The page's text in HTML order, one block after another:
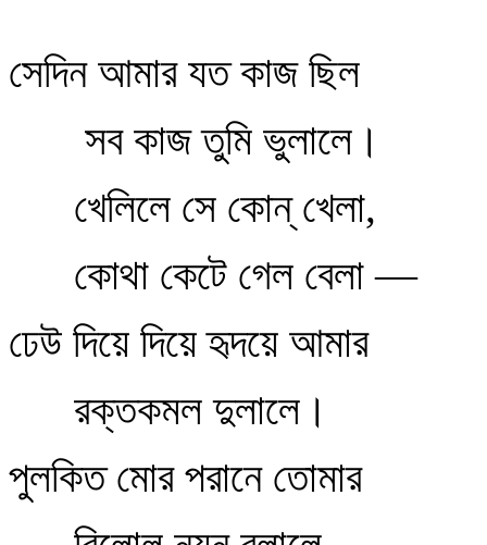
সেদিন আমার যত কাজ ছিল
সব কাজ তুমি ভুলালে।
খেলিলে সে কোন্‌ খেলা,
কোথা কেটে গেল বেলা —
ঢেউ দিয়ে দিয়ে হৃদয়ে আমার
রক্তকমল দুলালে।
পুলকিত মোর পরানে তোমার